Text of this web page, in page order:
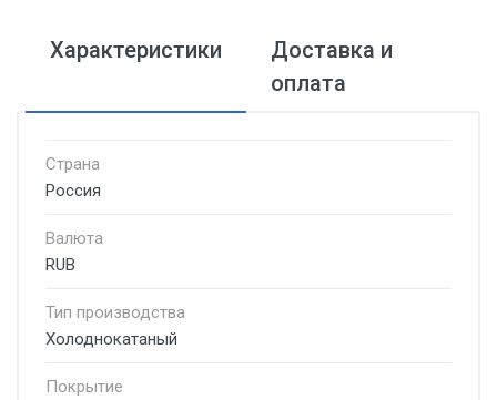
Характеристики
Доставка и
оплата
Страна
Россия
Валюта
RUB
Тип производства
Холоднокатаный
Покрытие